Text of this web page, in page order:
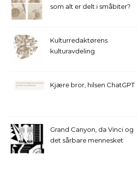
som alt er delt i småbiter?
Kulturredaktørens
kulturavdeling
Kjære bror, hilsen ChatGPT
Grand Canyon, da Vinci og
det sårbare mennesket